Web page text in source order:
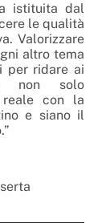
istituita dal
le qualità
Valorizzare
altro tema
per ridare ai
non solo
reale con la
e siano il